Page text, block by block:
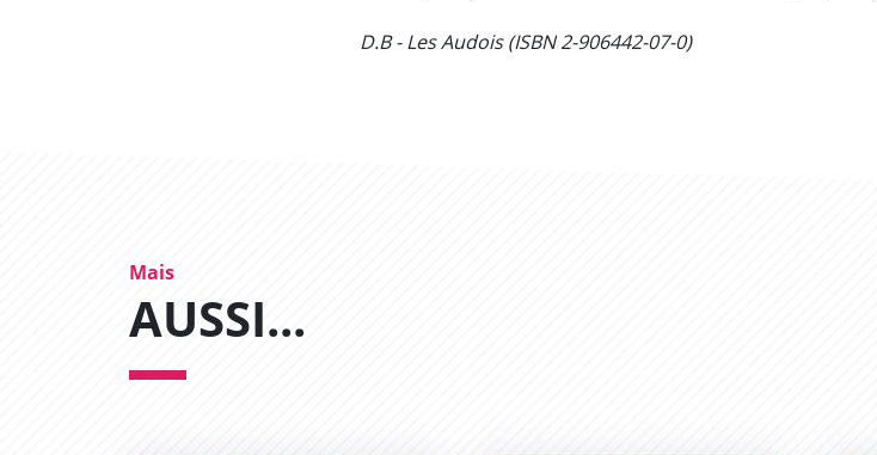
D.B - Les Audois (ISBN 2-906442-07-0)
Mais
AUSSI...